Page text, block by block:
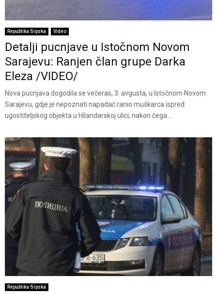
Republika Srpska Video
Detalji pucnjave u Istočnom Novom
Sarajevu: Ranjen član grupe Darka
Eleza /VIDEO/
Nova pucnjava dogodila se večeras, 3. avgusta, u Istočnom Novom
Sarajevu, gdje je nepoznati napadač ranio muškarca ispred
ugostiteljskog objekta u Hilandarskoj ulici, nakon čega...
Republika Srpska